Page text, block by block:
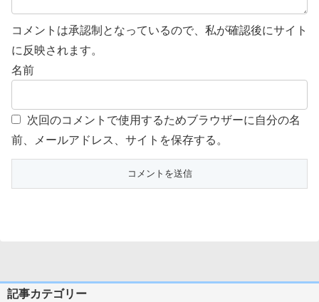
コメントは承認制となっているので、私が確認後にサイト
に反映されます。
名前
次回のコメントで使用するためブラウザーに自分の名
前、メールアドレス、サイトを保存する。
記事カテゴリー